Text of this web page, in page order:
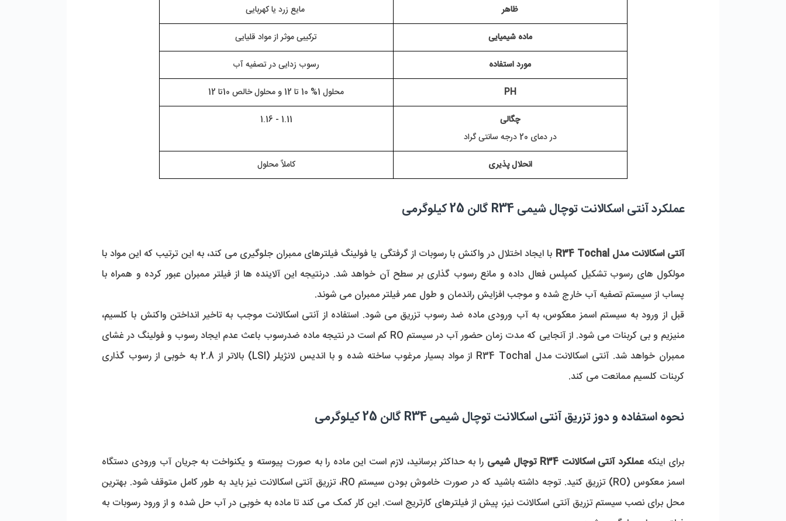
ظاهر
مایع زرد یا کهربایی
ماده شیمیایی
ترکیبی موثر از مواد قلیایی
مورد استفاده
رسوب زدایی در تصفیه آب
PH
محلول 1% 10 تا 12 و محلول خالص 10تا 12
چگالی
در دمای 20 درجه سانتی گراد
1.11 - 1.16
انحلال پذیری کاملاً محلول
عملکرد آنتی اسکالانت توچال شیمی R34 گالن 25 کیلوگرمی
آنتی اسکالانت مدل R34 Tochal
پساب از سیستم تصفیه آب خارج شده و موجب افزایش راندمان و طول عمر فیلتر ممبران می شوند.
کربنات کلسیم ممانعت می کند.
نحوه استفاده و دوز تزریق آنتی اسکالانت توچال شیمی R34 گالن 25 کیلوگرمی
برای اینکه عملکرد آنتی اسکالانت R34 توچال شیمی